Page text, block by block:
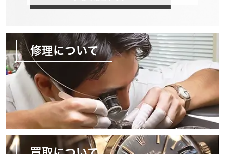
修理について